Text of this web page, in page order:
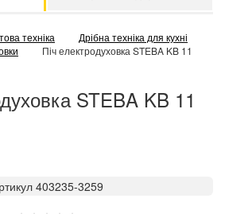
техніка
Дрібна техніка для кухні
Піч електродуховка STEBA KB 11
STEBA KB 11
403235-3259